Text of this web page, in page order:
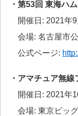
・第53回 東海ハ
開催日: 2021年9
会場: 名古屋市
公式ページ:
・アマチュア無
開催日: 2021年
会場: 東京ビッ